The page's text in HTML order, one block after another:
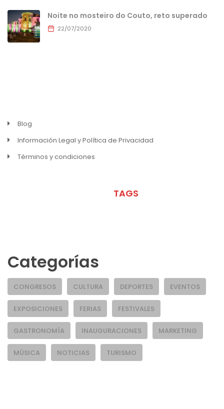
Noite no mosteiro do Couto, reto superado
22/07/2020
Blog
Información Legal y Política de Privacidad
Términos y condiciones
TAGS
Categorías
CONGRESOS CULTURA DEPORTES EVENTOS
EXPOSICIONES FERIAS FESTIVALES
GASTRONOMÍA INAUGURACIONES MARKETING
MÚSICA NOTICIAS TURISMO